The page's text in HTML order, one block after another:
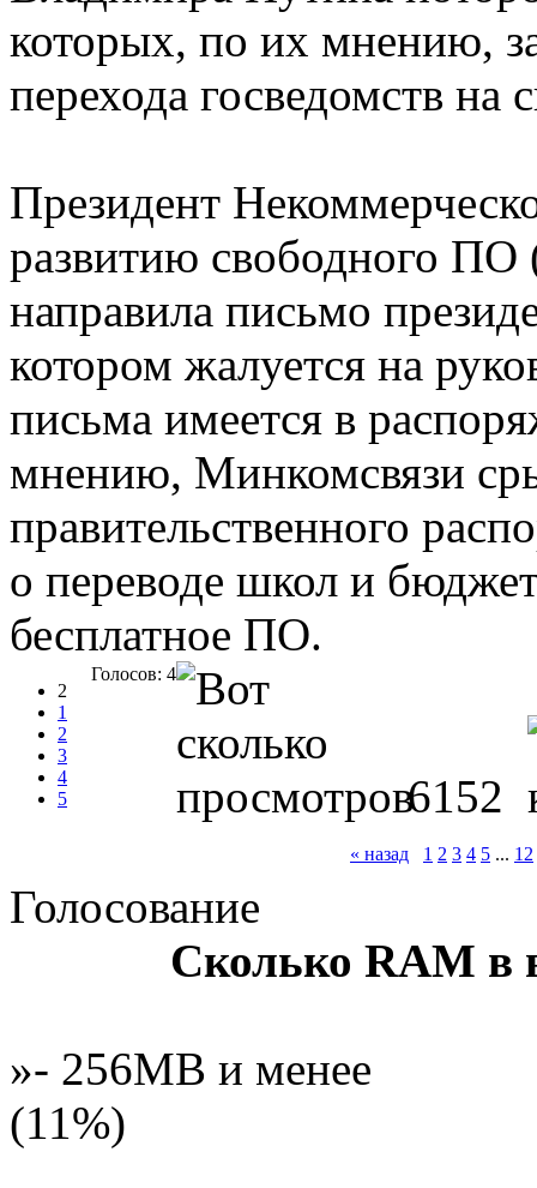
которых, по их мнению,
перехода госведомств на
Президент
развитию свободного
направила письмо
котором жалуется на
письма имеется в
мнению, Минкомсвязи
правительственного
о переводе школ и
бесплатное ПО.
2
1
2
3
4
5
Голосов: 4
6152
« назад 1 2 3 4 5 ... 12
Голосование
Сколько RAM
»- 256MB и менее
(11%)